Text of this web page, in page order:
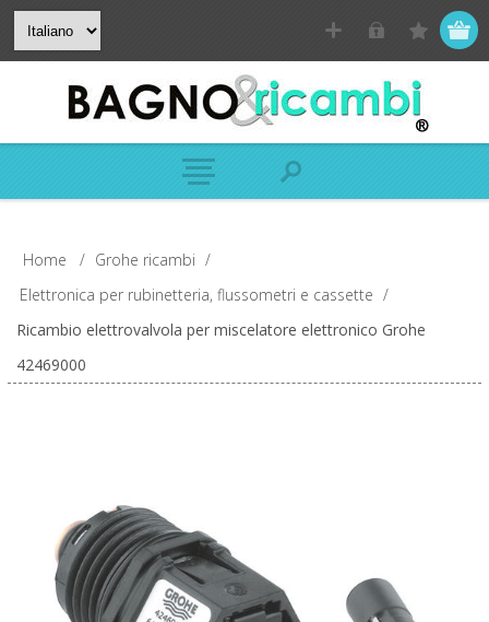
Home / Grohe ricambi /
Elettronica per rubinetteria, flussometri e cassette /
Ricambio elettrovalvola per miscelatore elettronico Grohe
42469000